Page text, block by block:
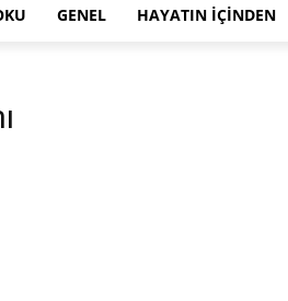
GENEL HAYATIN İÇINDEN